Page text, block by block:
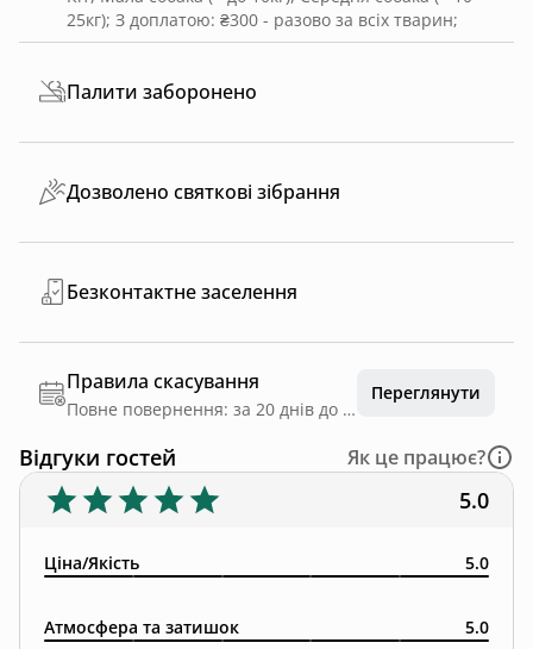
25кг); З доплатою: ₴300 - разово за всіх тварин;
Палити заборонено
Дозволено святкові зібрання
Безконтактне заселення
Правила скасування
Повне повернення: за 20 днів до дати заїзду
Переглянути
Відгуки гостей Як це працює?
5.0
Ціна/Якість 5.0
Атмосфера та затишок 5.0